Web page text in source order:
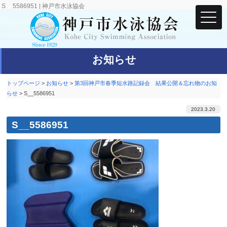
S__5586951 | 神戸市水泳協会
お知らせ
トップページ > お知らせ >第3回神戸市春季短水路記録会 結果公開＆忘れ物のお知
らせ >S__5586951
2023.3.20
S__5586951